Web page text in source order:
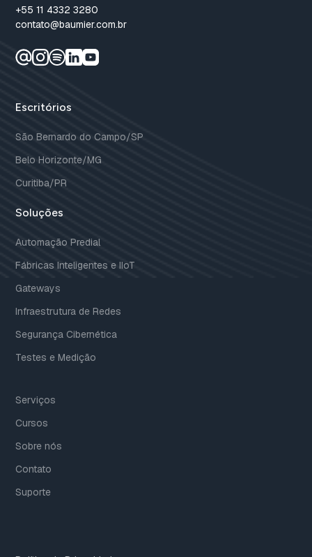
+55 11 4332 3280
contato@baumier.com.br
Escritórios
São Bernardo do Campo/SP
Belo Horizonte/MG
Curitiba/PR
Soluções
Automação Predial
Fábricas Inteligentes e IIoT
Gateways
Infraestrutura de Redes
Segurança Cibernética
Testes e Medição
Serviços
Cursos
Sobre nós
Contato
Suporte